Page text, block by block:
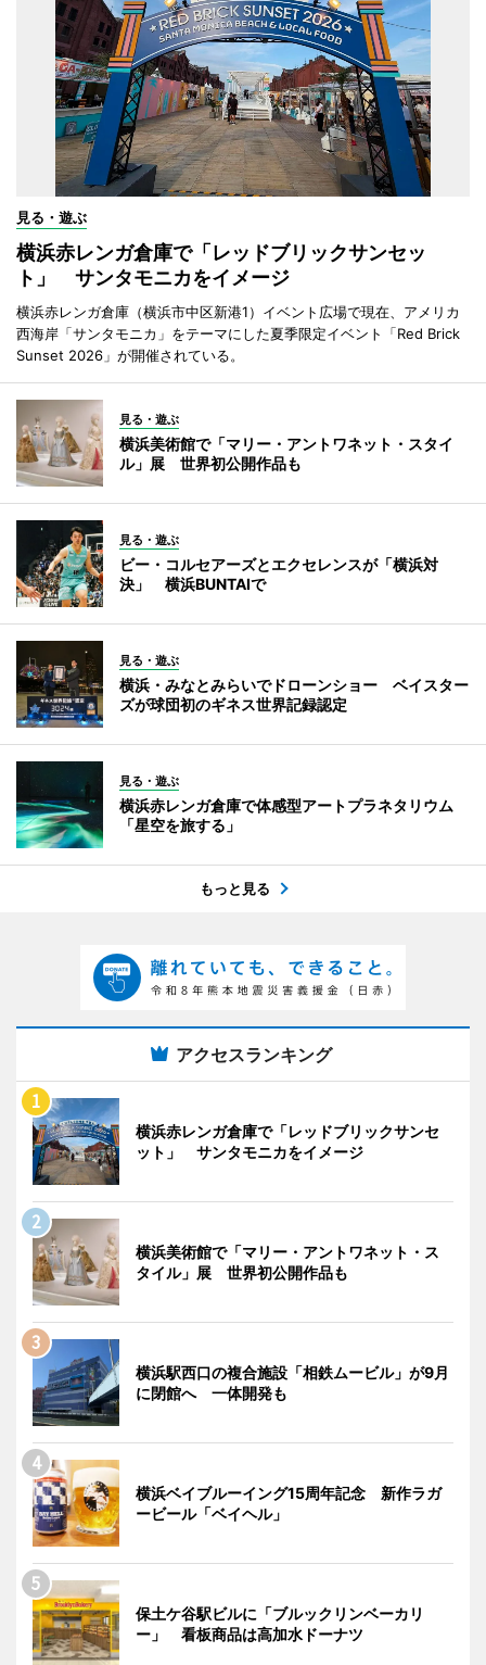
見る・遊ぶ
横浜赤レンガ倉庫で「レッドブリックサンセッ
ト」 サンタモニカをイメージ
横浜赤レンガ倉庫（横浜市中区新港1）イベント広場で現在、アメリカ
西海岸「サンタモニカ」をテーマにした夏季限定イベント「Red Brick
Sunset 2026」が開催されている。
見る・遊ぶ
横浜美術館で「マリー・アントワネット・スタイ
ル」展 世界初公開作品も
見る・遊ぶ
ビー・コルセアーズとエクセレンスが「横浜対
決」 横浜BUNTAIで
見る・遊ぶ
横浜・みなとみらいでドローンショー ベイスター
ズが球団初のギネス世界記録認定
見る・遊ぶ
横浜赤レンガ倉庫で体感型アートプラネタリウム
「星空を旅する」
もっと見る
アクセスランキング
横浜赤レンガ倉庫で「レッドブリックサンセ
ット」 サンタモニカをイメージ
横浜美術館で「マリー・アントワネット・ス
タイル」展 世界初公開作品も
横浜駅西口の複合施設「相鉄ムービル」が9月
に閉館へ 一体開発も
横浜ベイブルーイング15周年記念 新作ラガ
ービール「ベイヘル」
保土ケ谷駅ビルに「ブルックリンベーカリ
ー」 看板商品は高加水ドーナツ